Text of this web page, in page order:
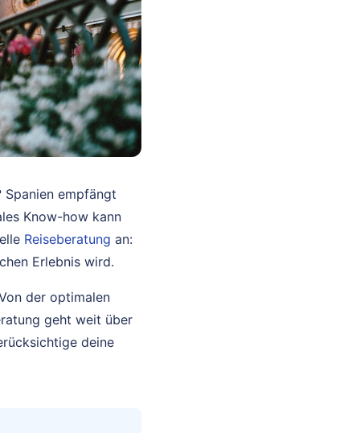
empfängt
Know-how kann
Reiseberatung an:
Erlebnis wird.
der optimalen
geht weit über
deine